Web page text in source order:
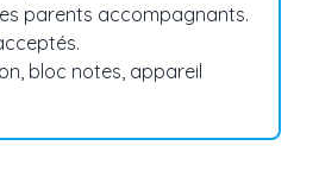
parents accompagnants.
bloc notes, appareil